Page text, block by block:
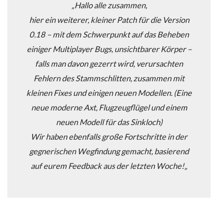
„Hallo alle zusammen,
hier ein weiterer, kleiner Patch für die Version
0.18 – mit dem Schwerpunkt auf das Beheben
einiger Multiplayer Bugs, unsichtbarer Körper –
falls man davon gezerrt wird, verursachten
Fehlern des Stammschlitten, zusammen mit
kleinen Fixes und einigen neuen Modellen. (Eine
neue moderne Axt, Flugzeugflügel und einem
neuen Modell für das Sinkloch)
Wir haben ebenfalls große Fortschritte in der
gegnerischen Wegfindung gemacht, basierend
auf eurem Feedback aus der letzten Woche!„